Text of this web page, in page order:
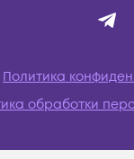
Политика
обработки